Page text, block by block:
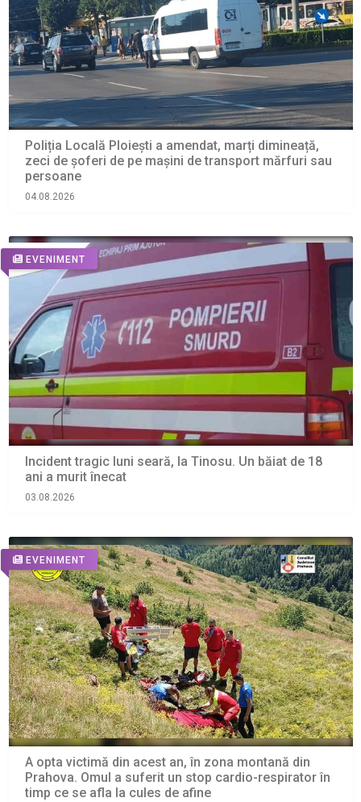
Poliția Locală Ploiești a amendat, marți dimineață,
zeci de șoferi de pe mașini de transport mărfuri sau
persoane
04.08.2026
EVENIMENT
Incident tragic luni seară, la Tinosu. Un băiat de 18
ani a murit înecat
03.08.2026
EVENIMENT
A opta victimă din acest an, în zona montană din
Prahova. Omul a suferit un stop cardio-respirator în
timp ce se afla la cules de afine